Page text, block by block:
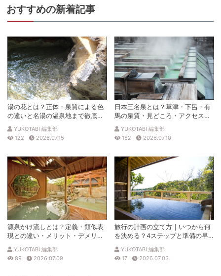
おすすめの新着記事
湯の花とは？正体・泉質による色
の違いと名湯の温泉地まで徹底解
説
YUKOTABI 編集部
122
2026.07.15
日本三名泉とは？草津・下呂・有
馬の泉質・見どころ・アクセスを
徹底解説
YUKOTABI 編集部
182
2026.07.10
源泉かけ流しとは？定義・類似表
現との違い・メリット・デメリッ
トを解説
YUKOTABI 編集部
89
2026.07.09
旅行の計画の立て方｜いつから何
を決める？4ステップと準備の早
見表
YUKOTABI 編集部
17
2026.07.03